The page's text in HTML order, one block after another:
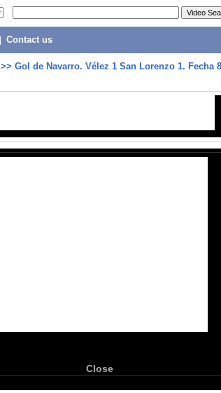
Contact us
>> Gol de Navarro. Vélez 1 San Lorenzo 1. Fecha
Close